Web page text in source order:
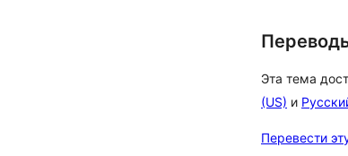
Эта тема
(US) и
Перевести